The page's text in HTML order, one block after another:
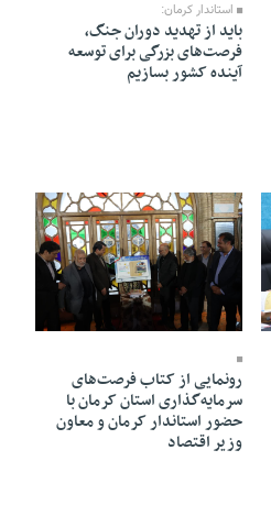
استاندار کرمان:
باید از تهدید دوران جنگ،
فرصت‌های بزرگی برای توسعه
آینده کشور بسازیم
26 Farvardin 1405 - 11:07
رونمایی از کتاب فرصت‌های
سرمایه‌گذاری استان کرمان با
حضور استاندار کرمان و معاون
وزیر اقتصاد